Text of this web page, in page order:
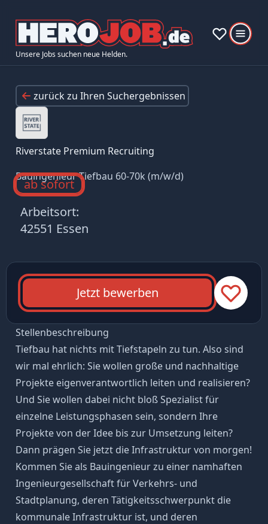
Unsere Jobs suchen neue Helden.
zurück zu Ihren Suchergebnissen
Riverstate Premium Recruiting
Bauingenieur Tiefbau 60-70k (m/w/d)
ab sofort
Arbeitsort:
42551 Essen
Jetzt bewerben
Stellenbeschreibung
Tiefbau hat nichts mit Tiefstapeln zu tun. Also sind
wir mal ehrlich: Sie wollen große und nachhaltige
Projekte eigenverantwortlich leiten und realisieren?
Und Sie wollen dabei nicht bloß Spezialist für
einzelne Leistungsphasen sein, sondern Ihre
Projekte von der Idee bis zur Umsetzung leiten?
Dann prägen Sie jetzt die Infrastruktur von morgen!
Kommen Sie als Bauingenieur zu einer namhaften
Ingenieurgesellschaft für Verkehrs- und
Stadtplanung, deren Tätigkeitsschwerpunkt die
kommunale Infrastruktur ist, und deren